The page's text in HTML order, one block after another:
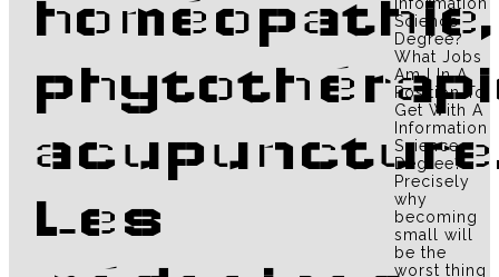
homéopathie,
Les
Science
Degree?
What Jobs
Am I In A
Position To
Get With A
Information
Science
Degree?
Precisely
why
becoming
small will
be the
worst thing